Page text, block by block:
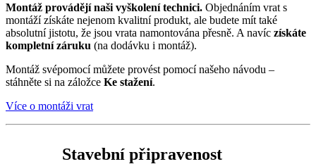
Montáž provádějí naši vyškolení technici. Objednáním vrat s
montáží získáte nejenom kvalitní produkt, ale budete mít také
absolutní jistotu, že jsou vrata namontována přesně. A navíc získáte
kompletní záruku (na dodávku i montáž).
Montáž svépomocí můžete provést pomocí našeho návodu –
stáhněte si na záložce Ke stažení.
Více o montáži vrat
Stavební připravenost